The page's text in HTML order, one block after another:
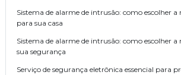
Sistema de alarme de intrusão: como escolher
para sua casa
Sistema de alarme de intrusão: como escolher
sua segurança
Serviço de segurança eletrônica essencial para